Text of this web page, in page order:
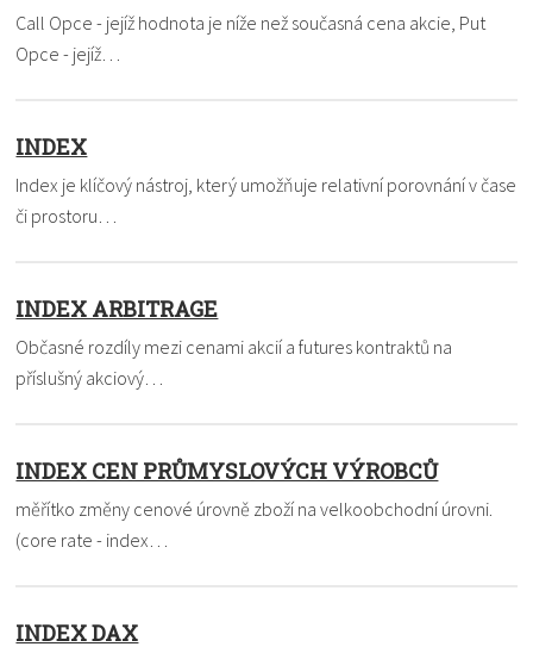
Call Opce - jejíž hodnota je níže než současná cena akcie, Put
Opce - jejíž…
INDEX
Index je klíčový nástroj, který umožňuje relativní porovnání v čase
či prostoru…
INDEX ARBITRAGE
Občasné rozdíly mezi cenami akcií a futures kontraktů na
příslušný akciový…
INDEX CEN PRŮMYSLOVÝCH VÝROBCŮ
měřítko změny cenové úrovně zboží na velkoobchodní úrovni.
(core rate - index…
INDEX DAX